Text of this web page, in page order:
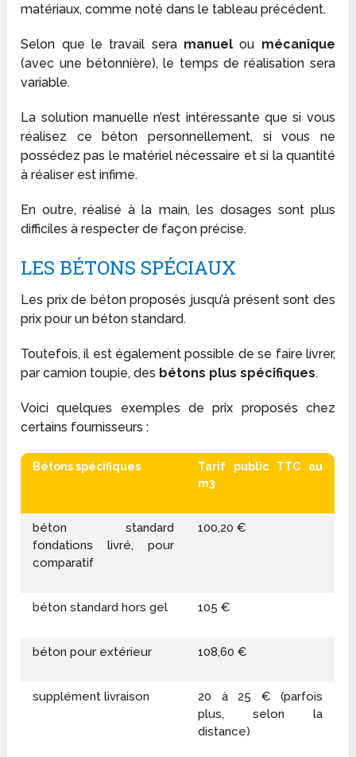
matériaux, comme noté dans le tableau précédent.
Selon que le travail sera manuelou mécanique
(avec une bétonnière), le temps de réalisation sera
variable.
La solution manuelle n’est intéressante que si vous
réalisez ce béton personnellement, si vous ne
possédez pas le matériel nécessaire et si la quantité
à réaliser est infime.
En outre, réalisé à la main, les dosages sont plus
difficiles à respecter de façon précise.
LES BÉTONS SPÉCIAUX
Les prix de béton proposés jusqu’à présent sont des
prix pour un béton standard.
Toutefois, il est également possible de se faire livrer,
par camion toupie, des bétons plus spécifiques.
Voici quelques exemples de prix proposés chez
certains fournisseurs :
Bétons spécifiques
Tarif public TTC au
m3
béton standard
fondations livré, pour
comparatif
100,20 €
béton standard hors gel 105 €
béton pour extérieur 108,60 €
supplément livraison
20 à 25 € (parfois
plus, selon la
distance)